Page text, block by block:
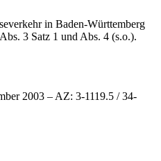
in Baden-Württemberg
3 Satz 1 und Abs. 4 (s.o.).
2003 – AZ: 3-1119.5 / 34-